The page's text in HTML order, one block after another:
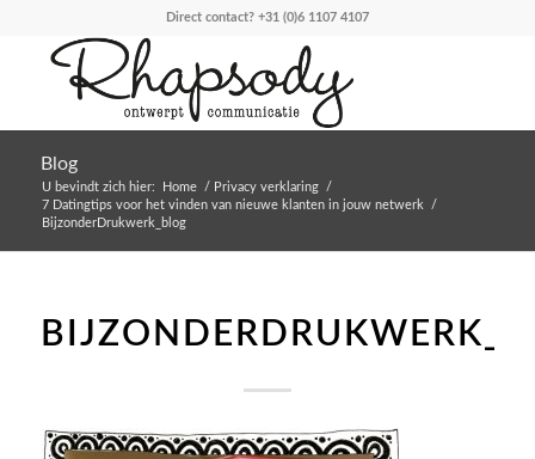
Direct contact? +31 (0)6 1107 4107
Blog
U bevindt zich hier: Home / Privacy verklaring
/
7 Datingtips voor het vinden van nieuwe klanten in jouw netwerk
/
BijzonderDrukwerk_blog